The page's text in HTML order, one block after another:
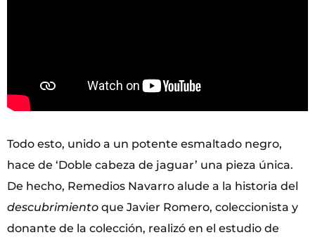
Todo esto, unido a un potente esmaltado negro,
hace de ‘Doble cabeza de jaguar’ una pieza única.
De hecho, Remedios Navarro alude a la historia del
descubrimiento que Javier Romero, coleccionista y
donante de la colección, realizó en el estudio de